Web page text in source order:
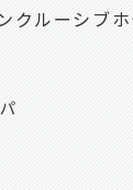
クルーシブ